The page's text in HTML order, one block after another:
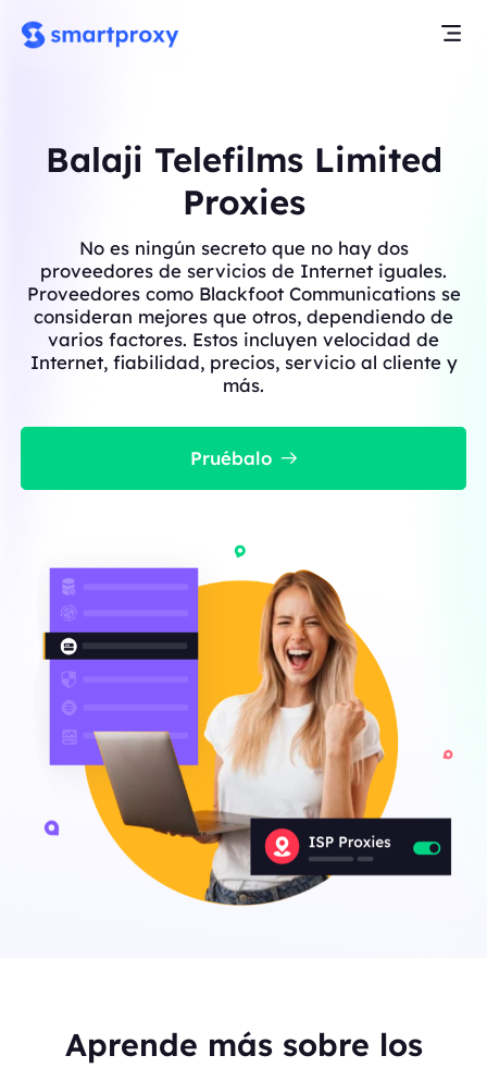
Balaji Telefilms Limited
Proxies
No es ningún secreto que no hay dos
proveedores de servicios de Internet iguales.
Proveedores como Blackfoot Communications se
consideran mejores que otros, dependiendo de
varios factores. Estos incluyen velocidad de
Internet, fiabilidad, precios, servicio al cliente y
más.
Pruébalo
Aprende más sobre los